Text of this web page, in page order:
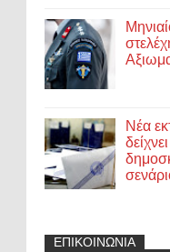
Νέα
ΕΠΙΚΟΙΝΩΝΙΑ